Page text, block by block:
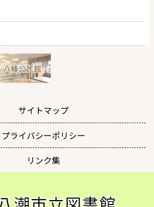
サイトマップ
プライバシーポリシー
リンク集